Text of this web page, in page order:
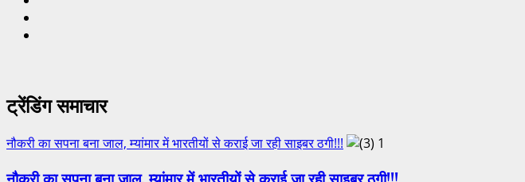
ट्रेंडिंग समाचार
नौकरी का सपना बना जाल, म्यांमार में भारतीयों से कराई जा रही साइबर ठगी!!! 1
नौकरी का सपना बना जाल, म्यांमार में भारतीयों से कराई जा रही साइबर ठगी!!!